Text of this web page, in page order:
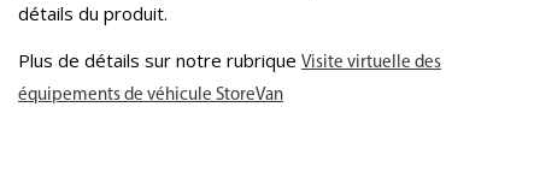
détails du produit.
Plus de détails sur notre rubrique Visite virtuelle des
équipements de véhicule StoreVan